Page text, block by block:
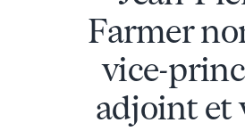
Farmer
vice-
adjoint et